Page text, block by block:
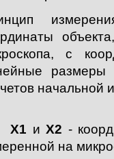
с
размеры
начальной
X1 и X2 -
на